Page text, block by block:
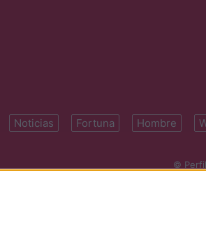
Noticias Fortuna Hombre
©